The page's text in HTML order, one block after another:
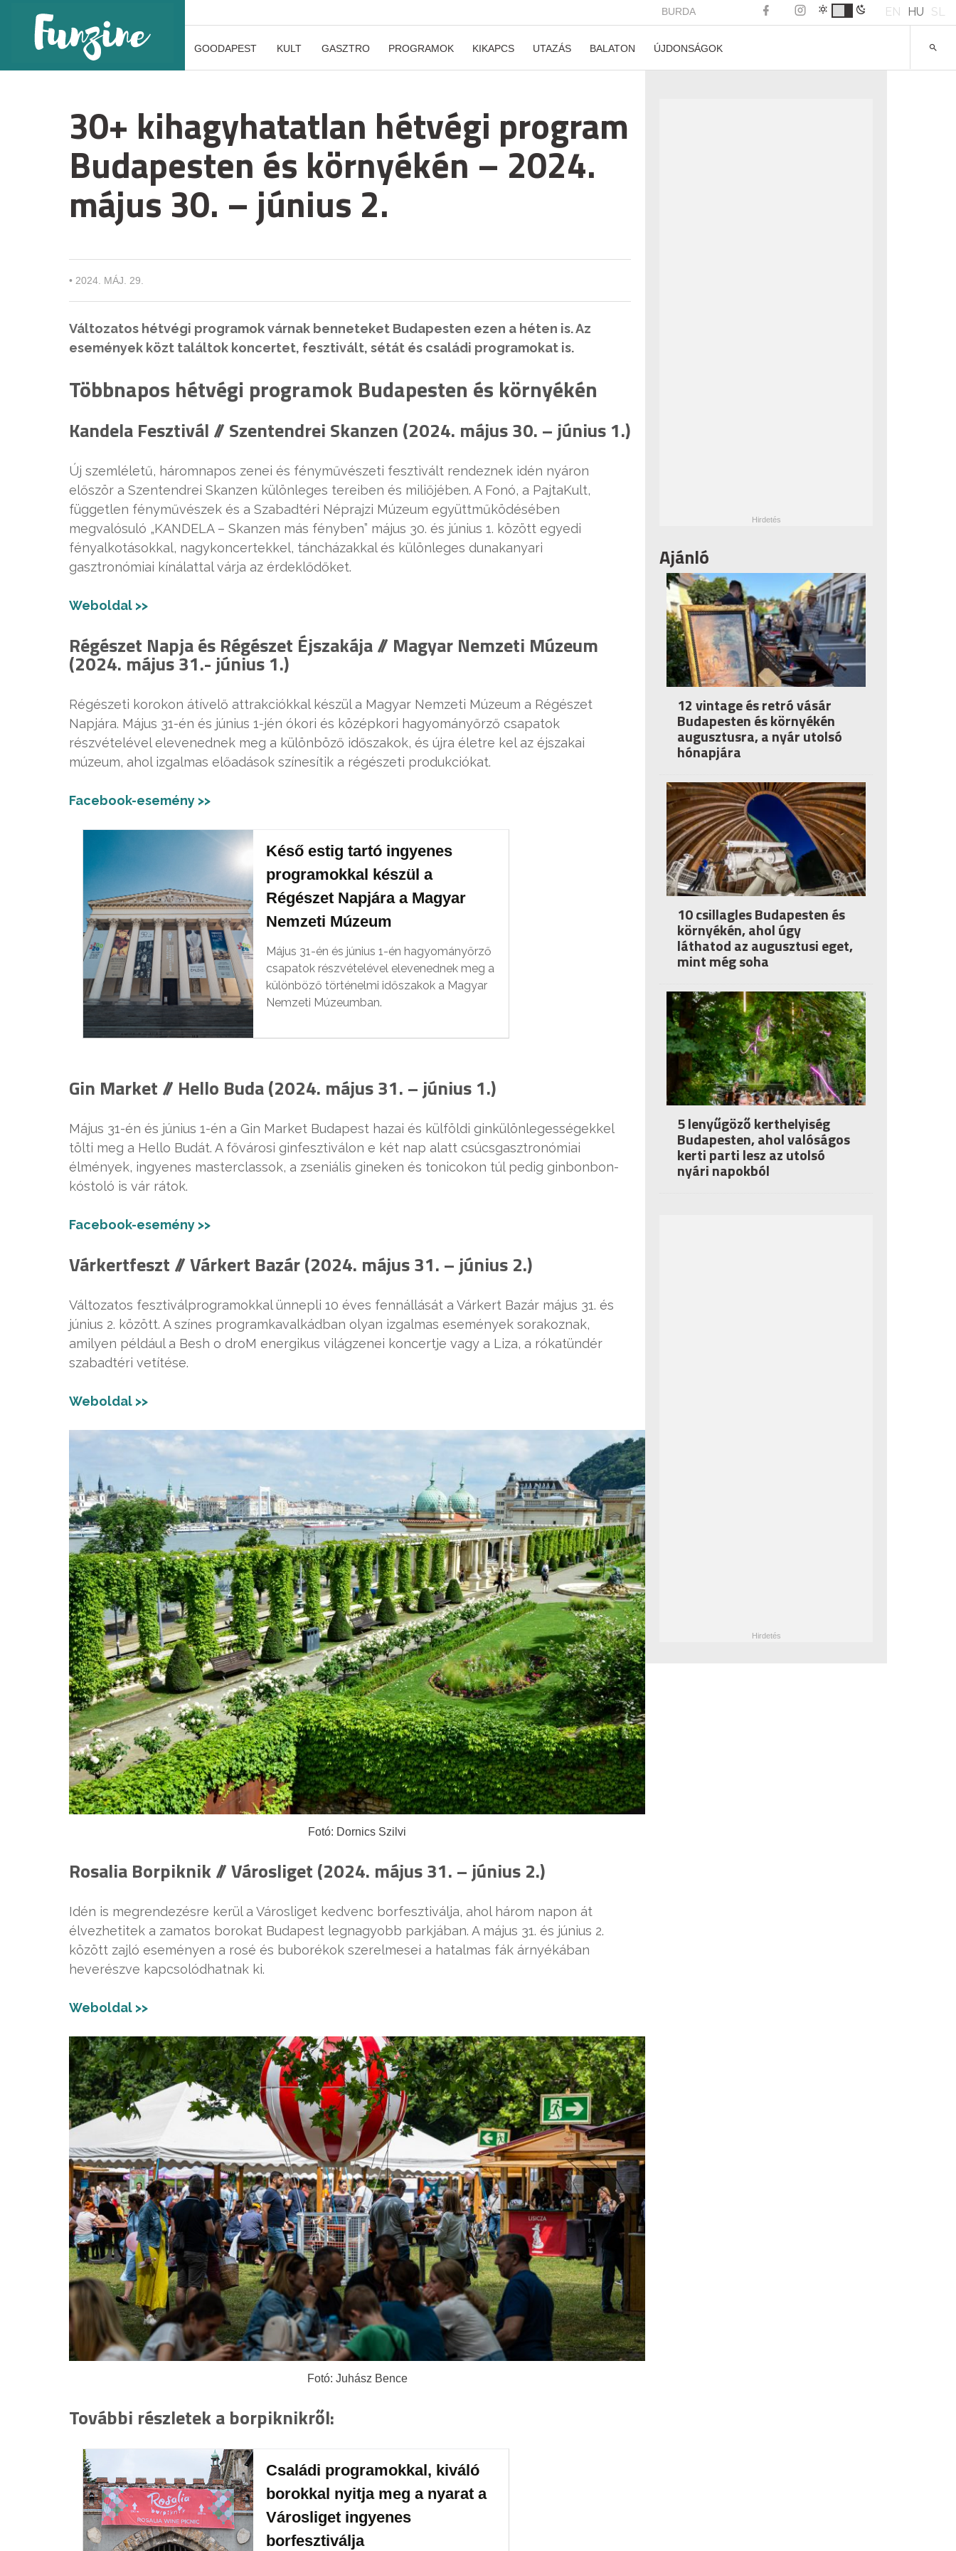
BURDA EN HU SL
GOODAPEST KULT GASZTRO PROGRAMOK KIKAPCS UTAZÁS BALATON ÚJDONSÁGOK
30+ kihagyhatatlan hétvégi program
Budapesten és környékén – 2024.
május 30. – június 2.
• 2024. MÁJ. 29.
Változatos hétvégi programok várnak benneteket Budapesten ezen a héten is. Az
események közt találtok koncertet, fesztivált, sétát és családi programokat is.
Többnapos hétvégi programok Budapesten és környékén
Kandela Fesztivál // Szentendrei Skanzen (2024. május 30. – június 1.)
Új szemléletű, háromnapos zenei és fényművészeti fesztivált rendeznek idén nyáron
először a Szentendrei Skanzen különleges tereiben és miliőjében. A Fonó, a PajtaKult,
független fényművészek és a Szabadtéri Néprajzi Múzeum együttműködésében
megvalósuló „KANDELA – Skanzen más fényben” május 30. és június 1. között egyedi
fényalkotásokkal, nagykoncertekkel, táncházakkal és különleges dunakanyari
gasztronómiai kínálattal várja az érdeklődőket.
Weboldal >>
Régészet Napja és Régészet Éjszakája // Magyar Nemzeti Múzeum
(2024. május 31.- június 1.)
Régészeti korokon átívelő attrakciókkal készül a Magyar Nemzeti Múzeum a Régészet
Napjára. Május 31-én és június 1-jén ókori és középkori hagyományőrző csapatok
részvételével elevenednek meg a különböző időszakok, és újra életre kel az éjszakai
múzeum, ahol izgalmas előadások színesítik a régészeti produkciókat.
Facebook-esemény >>
Késő estig tartó ingyenes
programokkal készül a
Régészet Napjára a Magyar
Nemzeti Múzeum
Május 31-én és június 1-én hagyományőrző
csapatok részvételével elevenednek meg a
különböző történelmi időszakok a Magyar
Nemzeti Múzeumban.
Gin Market // Hello Buda (2024. május 31. – június 1.)
Május 31-én és június 1-én a Gin Market Budapest hazai és külföldi ginkülönlegességekkel
tölti meg a Hello Budát. A fővárosi ginfesztiválon e két nap alatt csúcsgasztronómiai
élmények, ingyenes masterclassok, a zseniális gineken és tonicokon túl pedig ginbonbon-
kóstoló is vár rátok.
Facebook-esemény >>
Várkertfeszt // Várkert Bazár (2024. május 31. – június 2.)
Változatos fesztiválprogramokkal ünnepli 10 éves fennállását a Várkert Bazár május 31. és
június 2. között. A színes programkavalkádban olyan izgalmas események sorakoznak,
amilyen például a Besh o droM energikus világzenei koncertje vagy a Liza, a rókatündér
szabadtéri vetítése.
Weboldal >>
Fotó: Dornics Szilvi
Rosalia Borpiknik // Városliget (2024. május 31. – június 2.)
Idén is megrendezésre kerül a Városliget kedvenc borfesztiválja, ahol három napon át
élvezhetitek a zamatos borokat Budapest legnagyobb parkjában. A május 31. és június 2.
között zajló eseményen a rosé és buborékok szerelmesei a hatalmas fák árnyékában
heverészve kapcsolódhatnak ki.
Weboldal >>
Fotó: Juhász Bence
További részletek a borpiknikről:
Családi programokkal, kiváló
borokkal nyitja meg a nyarat a
Városliget ingyenes
borfesztiválja
Ajánló
12 vintage és retró vásár
Budapesten és környékén
augusztusra, a nyár utolsó
hónapjára
10 csillagles Budapesten és
környékén, ahol úgy
láthatod az augusztusi eget,
mint még soha
5 lenyűgöző kerthelyiség
Budapesten, ahol valóságos
kerti parti lesz az utolsó
nyári napokból